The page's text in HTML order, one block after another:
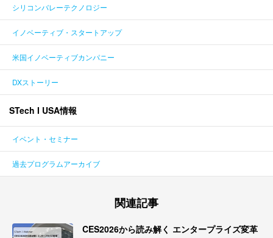
シリコンバレーテクノロジー
イノベーティブ・スタートアップ
米国イノベーティブカンパニー
DXストーリー
STech I USA情報
イベント・セミナー
過去プログラムアーカイブ
関連記事
CES2026から読み解く エンタープライズ変革